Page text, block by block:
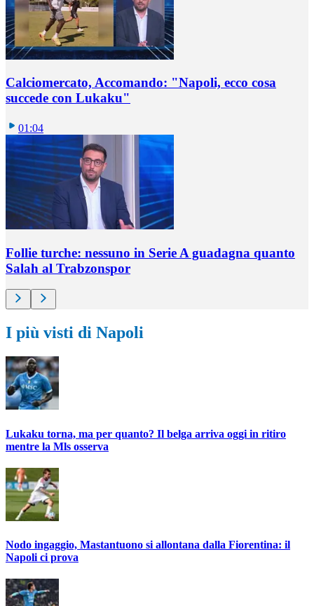
Calciomercato, Accomando: "Napoli, ecco cosa
succede con Lukaku"
01:04
Follie turche: nessuno in Serie A guadagna quanto
Salah al Trabzonspor
I più visti di Napoli
Lukaku torna, ma per quanto? Il belga arriva oggi in ritiro
mentre la Mls osserva
Nodo ingaggio, Mastantuono si allontana dalla Fiorentina: il
Napoli ci prova